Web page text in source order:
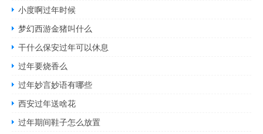
小度啊过年时候
梦幻西游金猪叫什么
干什么保安过年可以休息
过年要烧香么
过年妙言妙语有哪些
西安过年送啥花
过年期间鞋子怎么放置